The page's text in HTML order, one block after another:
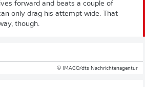
forward and beats a couple of
only drag his attempt wide. That
though.
© IMAGO/dts Nachrichtenagentur